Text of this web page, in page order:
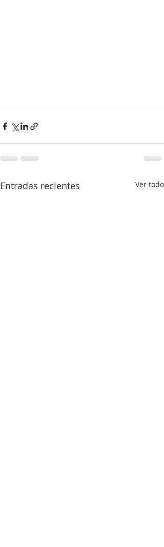
Entradas recientes Ver todo